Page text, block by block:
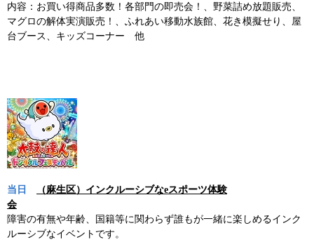
内容：お買い得商品多数！各部門の即売会！、野菜詰め放題販売、
マグロの解体実演販売！、ふれあい移動水族館、花き模擬せり、屋
台ブース、キッズコーナー 他
当日
（麻生区）インクルーシブなeスポーツ体験
会
障害の有無や年齢、国籍等に関わらず誰もが一緒に楽しめるインク
ルーシブなイベントです。